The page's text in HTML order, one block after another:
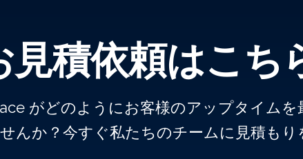
見積依頼はこち
がどのようにお客様のアップタイム
んか？今すぐ私たちのチームに見積もり